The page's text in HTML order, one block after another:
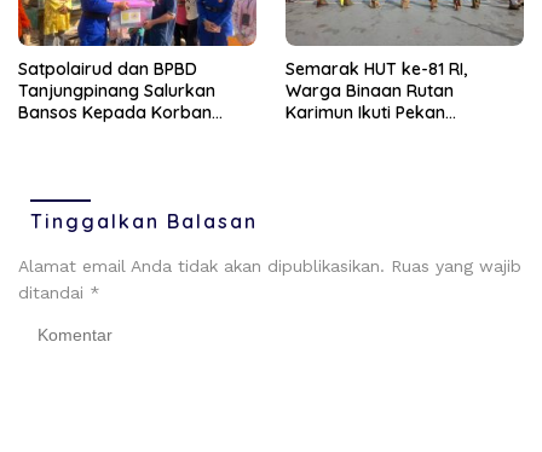
Satpolairud dan BPBD
Tanjungpinang Salurkan
Bansos Kepada Korban
Semarak HUT ke-81 RI,
Warga Binaan Rutan
Karimun Ikuti Pekan
Tinggalkan Balasan
Alamat email Anda tidak akan dipublikasikan. Ruas yang wajib
ditandai *